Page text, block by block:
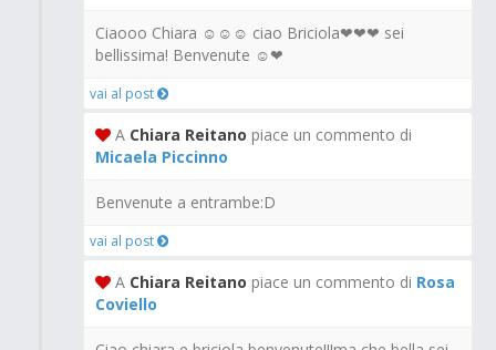
Ciaooo Chiara ☺☺☺ ciao Briciola❤❤❤ sei
bellissima! Benvenute ☺❤
vai al post
A Chiara Reitano piace un commento di
Micaela Piccinno
Benvenute a entrambe:D
vai al post
A Chiara Reitano piace un commento di Rosa
Coviello